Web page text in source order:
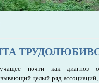
почти как диагноз
целый ряд ассоциаций,